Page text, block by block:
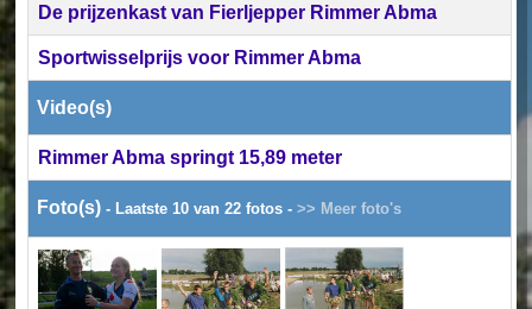
De prijzenkast van Fierljepper Rimmer Abma
Sportwisselprijs voor Rimmer Abma
Video(s)
Rimmer Abma springt 15,89 meter
Foto(s) - Laatste 10 van 22 fotos - >> Meer foto's